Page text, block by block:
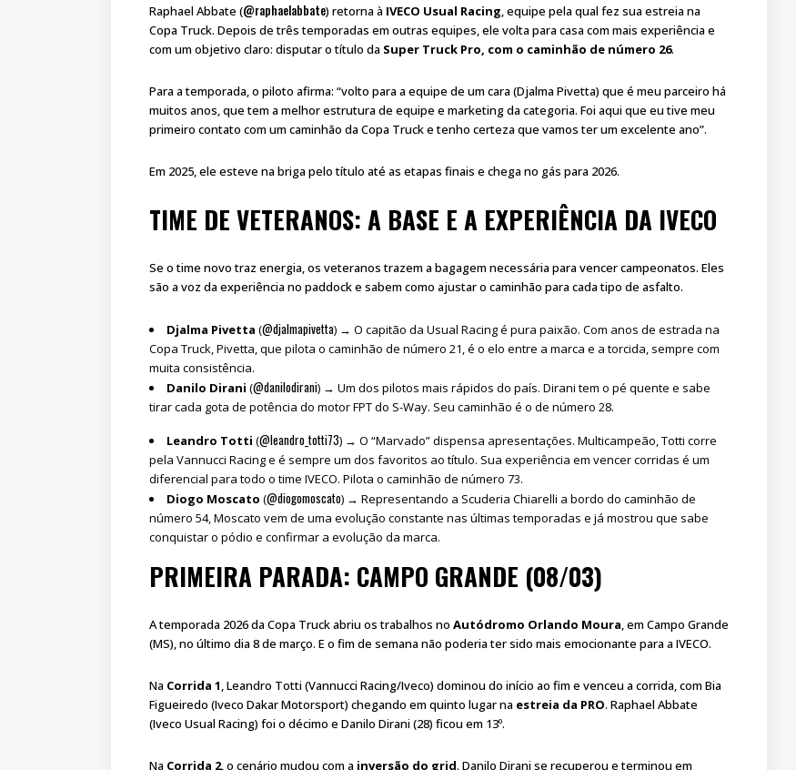
Raphael Abbate (@raphaelabbate) retorna à IVECO Usual Racing, equipe pela qual fez sua estreia na
Copa Truck. Depois de três temporadas em outras equipes, ele volta para casa com mais experiência e
com um objetivo claro: disputar o título da Super Truck Pro, com o caminhão de número 26.
Para a temporada, o piloto afirma: “volto para a equipe de um cara (Djalma Pivetta) que é meu parceiro há
muitos anos, que tem a melhor estrutura de equipe e marketing da categoria. Foi aqui que eu tive meu
primeiro contato com um caminhão da Copa Truck e tenho certeza que vamos ter um excelente ano”.
Em 2025, ele esteve na briga pelo título até as etapas finais e chega no gás para 2026.
TIME DE VETERANOS: A BASE E A EXPERIÊNCIA DA IVECO
Se o time novo traz energia, os veteranos trazem a bagagem necessária para vencer campeonatos. Eles
são a voz da experiência no paddock e sabem como ajustar o caminhão para cada tipo de asfalto.
Djalma Pivetta (@djalmapivetta) → O capitão da Usual Racing é pura paixão. Com anos de estrada na
Copa Truck, Pivetta, que pilota o caminhão de número 21, é o elo entre a marca e a torcida, sempre com
muita consistência.
Danilo Dirani (@danilodirani) → Um dos pilotos mais rápidos do país. Dirani tem o pé quente e sabe
tirar cada gota de potência do motor FPT do S-Way. Seu caminhão é o de número 28.
Leandro Totti (@leandro_totti73) → O “Marvado” dispensa apresentações. Multicampeão, Totti corre
pela Vannucci Racing e é sempre um dos favoritos ao título. Sua experiência em vencer corridas é um
diferencial para todo o time IVECO. Pilota o caminhão de número 73.
Diogo Moscato (@diogomoscato) → Representando a Scuderia Chiarelli a bordo do caminhão de
número 54, Moscato vem de uma evolução constante nas últimas temporadas e já mostrou que sabe
conquistar o pódio e confirmar a evolução da marca.
PRIMEIRA PARADA: CAMPO GRANDE (08/03)
A temporada 2026 da Copa Truck abriu os trabalhos no Autódromo Orlando Moura, em Campo Grande
(MS), no último dia 8 de março. E o fim de semana não poderia ter sido mais emocionante para a IVECO.
Na Corrida 1, Leandro Totti (Vannucci Racing/Iveco) dominou do início ao fim e venceu a corrida, com Bia
Figueiredo (Iveco Dakar Motorsport) chegando em quinto lugar na estreia da PRO. Raphael Abbate
(Iveco Usual Racing) foi o décimo e Danilo Dirani (28) ficou em 13º.
Na Corrida 2, o cenário mudou com a inversão do grid. Danilo Dirani se recuperou e terminou em